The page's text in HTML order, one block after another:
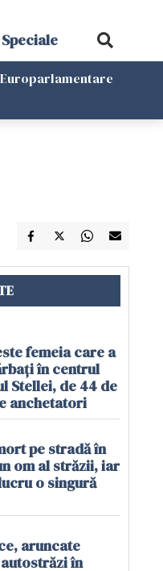
Europarlamentare
femeia care a
în centrul
Stellei, de 44 de
anchetatori
pe stradă în
om al străzii, iar
o singură
aruncate
în